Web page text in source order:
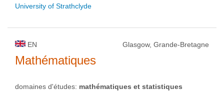
University of Strathclyde
EN Glasgow, Grande-Bretagne
Mathématiques
domaines d'études: mathématiques et statistiques